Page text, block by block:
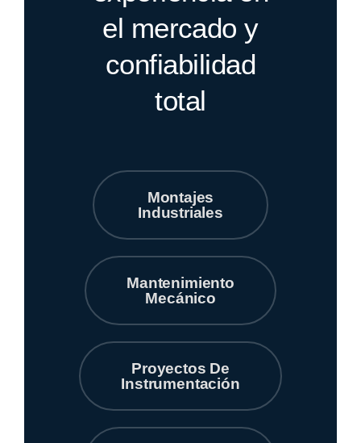
el mercado y
confiabilidad
total
Montajes
Industriales
Mantenimiento
Mecánico
Proyectos De
Instrumentación